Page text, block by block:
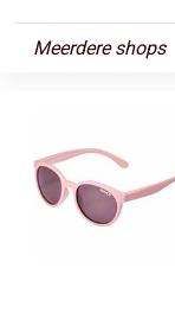
Meerdere shops